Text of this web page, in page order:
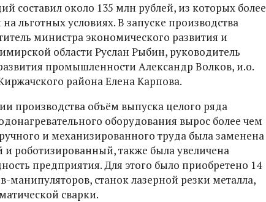
составил около 135 млн рублей, из которых более
льготных условиях. В запуске производства
министра экономического развития и
области Руслан Рыбин, руководитель
промышленности Александр Волков, и.о.
района Елена Карпова.
производства объём выпуска целого ряда
оборудования вырос более чем
и механизированного труда была заменена
и роботизированный, также была увеличена
предприятия. Для этого было приобретено 14
станок лазерной резки металла,
сварки.